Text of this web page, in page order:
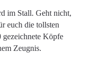
im Stall. Geht nicht,
euch die tollsten
Köpfe
Zeugnis.